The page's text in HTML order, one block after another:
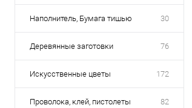
Наполнитель, Бумага тишью 30
Деревянные заготовки 76
Искусственные цветы 172
Проволока, клей, пистолеты 82